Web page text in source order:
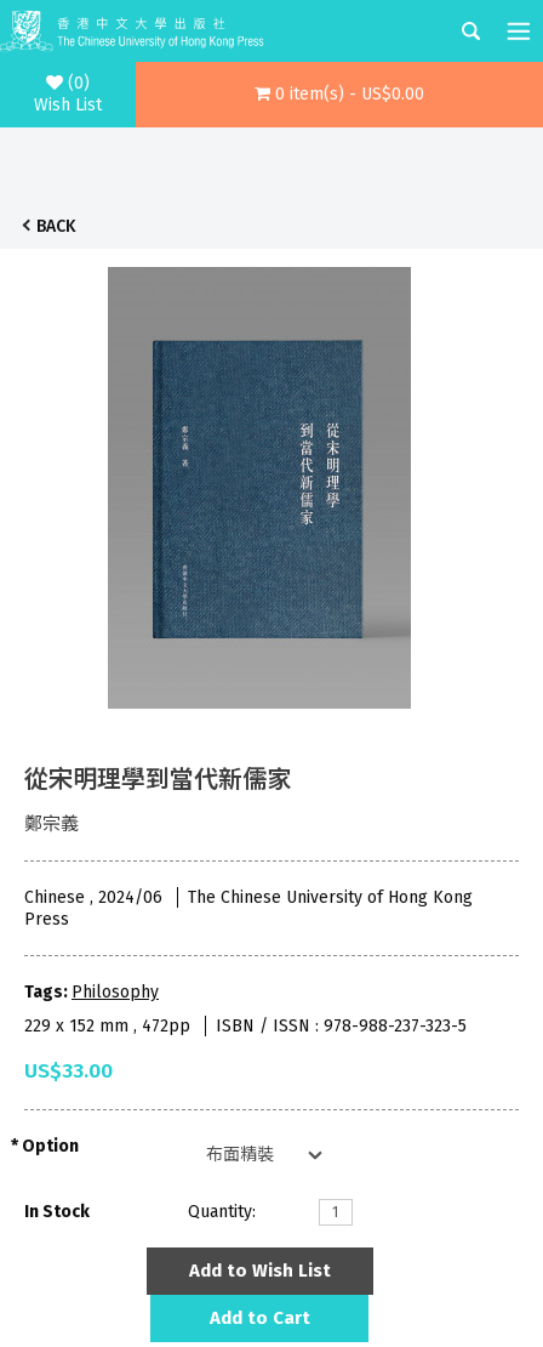
(0)
Wish List
0 item(s) - US$0.00
BACK
從宋明理學到當代新儒家
鄭宗義
Chinese , 2024/06
The Chinese University of Hong Kong
Press
Tags: Philosophy
229 x 152 mm , 472pp
ISBN / ISSN : 978-988-237-323-5
US$33.00
Option
In Stock Quantity:
Add to Wish List
Add to Cart